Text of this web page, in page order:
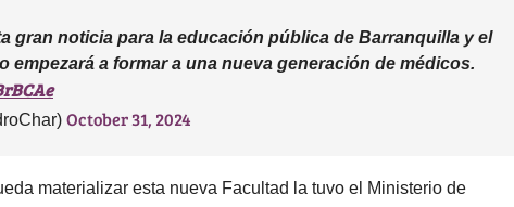
gran noticia para la educación pública de Barranquilla y el
empezará a formar a una nueva generación de médicos.
October 31, 2024
materializar esta nueva Facultad la tuvo el Ministerio de